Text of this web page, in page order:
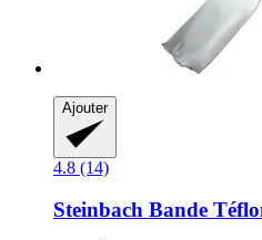
Ajouter
4.8 (14)
Steinbach Bande